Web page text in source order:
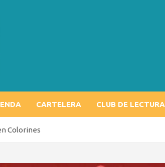
CARTELERA CLUB DE LECTURA
Colorines